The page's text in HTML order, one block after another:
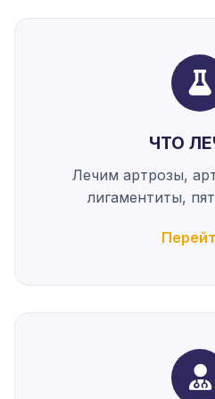
ЧТО
Лечим артрозы,
лигаментиты,